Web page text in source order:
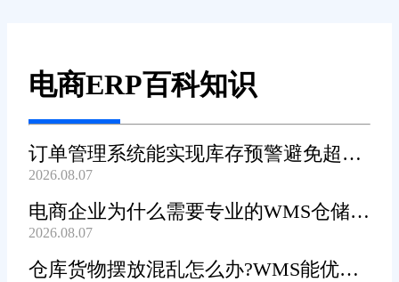
电商ERP百科知识
订单管理系统能实现库存预警避免超卖
吗?
2026.08.07
电商企业为什么需要专业的WMS仓储管
理系统?
2026.08.07
仓库货物摆放混乱怎么办?WMS能优化